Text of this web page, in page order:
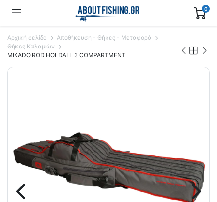
0
Αρχική σελίδα
Αποθήκευση - Θήκες - Μεταφορά
Θήκες Καλαμιών
MIKADO ROD HOLDALL 3 COMPARTMENT